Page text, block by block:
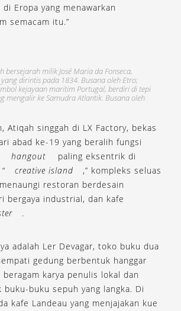
Eropa yang menawarkan
semacam itu.”
bersejarah milik José Maria da Fonseca,
dirintis pada 1834. Busana oleh Etro;
kejayaan maritim Portugal, berdiri di tepi
mengalir ke Samudra Atlantik. Busana oleh
Atiqah singgah di LX Factory, bekas
abad ke-19 yang beralih fungsi
hangout
paling eksentrik di
creative island
,” kompleks seluas
restoran berdesain
bergaya industrial, dan kafe
.
adalah Ler Devagar, toko buku dua
gedung berbentuk hanggar
beragam karya penulis lokal dan
buku-buku sepuh yang langka. Di
kafe Landeau yang menjajakan kue